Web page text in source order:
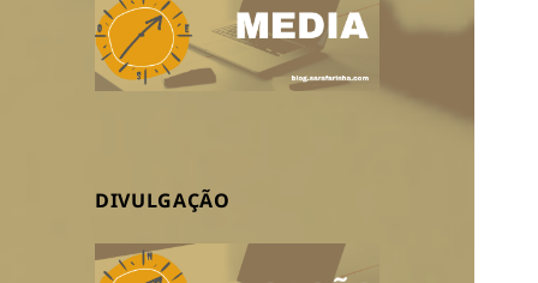
DIVULGAÇÃO